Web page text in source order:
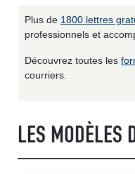
Plus de 1800 lettres
professionnels et
Découvrez toutes les
courriers.
LES MODÈLES